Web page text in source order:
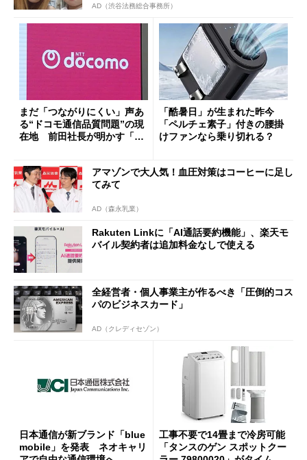
AD（渋谷法務総合事務所）
まだ「つながりにくい」声あ
る“ドコモ通信品質問題”の現
在地 前田社長が明かす「道
「酷暑日」が生まれた昨今
「ペルチェ素子」付きの腰掛
けファンなら乗り切れる？
アマゾンで大人気！血圧対策はコーヒーに足し
てみて
AD（森永乳業）
Rakuten Linkに「AI通話要約機能」、楽天モ
バイル契約者は追加料金なしで使える
全経営者・個人事業主が作るべき「圧倒的コス
パのビジネスカード」
AD（クレディセゾン）
日本通信が新ブランド「blue
mobile」を発表 ネオキャリ
工事不要で14畳まで冷房可能
「タンスのゲン スポットクー